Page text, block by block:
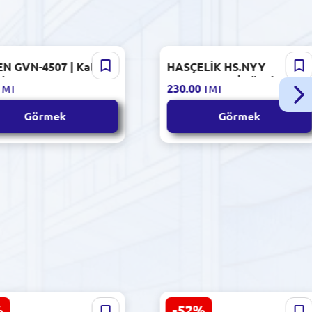
GVN-4507 | Kabel
20 mm gara
Görmek
HASÇELİK HS.NYY
3x25+16mm² | Köp damarly
mis güýç kabeli gara
230.00TMT
Görmek